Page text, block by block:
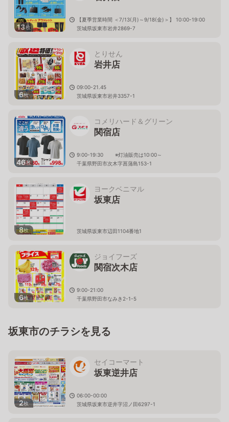
13枚
【夏季営業時間 ＜7/13(月)～9/18(金)＞】 10:00-19:00
茨城県坂東市岩井2869-7
6枚
とりせん
岩井店
09:00-21.45
茨城県坂東市岩井3357-1
46枚
コメリハード＆グリーン
関宿店
9:00-19:30 ※灯油販売は10:00～
千葉県野田市次木字菖蒲島153-1
8枚
ヨークベニマル
坂東店
茨城県坂東市辺田1104番地1
6枚
ジョイフーズ
関宿次木店
9:00-21:00
千葉県野田市なみき2-1-5
坂東市のチラシを見る
2枚
セイコーマート
坂東逆井店
06:00-00:00
茨城県坂東市逆井字沼ノ田6297-1